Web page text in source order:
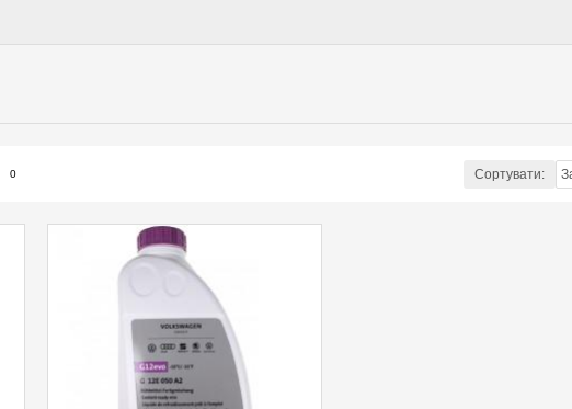
0 Сортувати: